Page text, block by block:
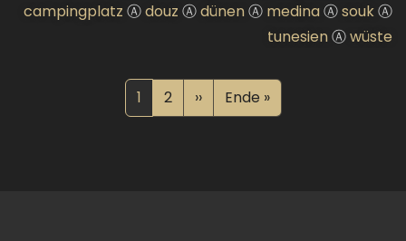
campingplatz Ⓐdouz ⒶdünenⒶ medinaⒶsoukⒶ
tunesienⒶwüste
Seitennummerierung
Aktuelle Seite
1 Seite
2 Nächste Seite
›› Letzte Seite
Ende »